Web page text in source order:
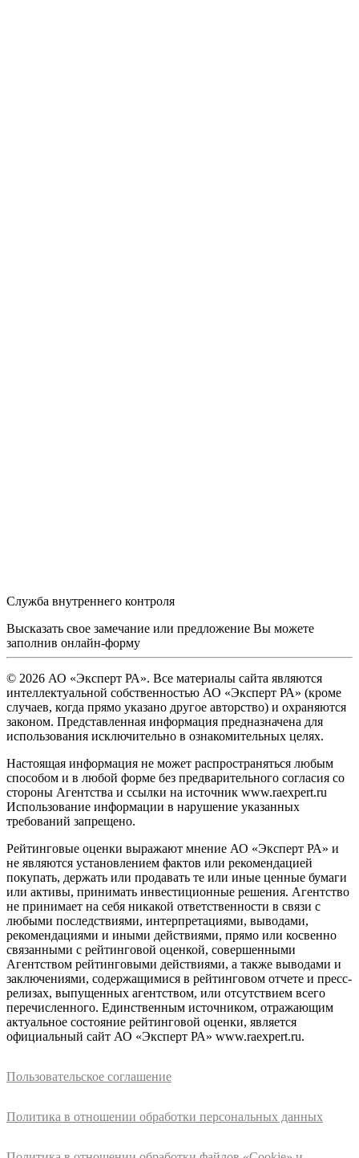
Служба внутреннего контроля
Высказать свое замечание или предложение Вы можете
заполнив онлайн-форму
© 2026 АО «Эксперт РА». Все материалы сайта являются
интеллектуальной собственностью АО «Эксперт РА» (кроме
случаев, когда прямо указано другое авторство) и охраняются
законом. Представленная информация предназначена для
использования исключительно в ознакомительных целях.
Настоящая информация не может распространяться любым
способом и в любой форме без предварительного согласия со
стороны Агентства и ссылки на источник www.raexpert.ru
Использование информации в нарушение указанных
требований запрещено.
Рейтинговые оценки выражают мнение АО «Эксперт РА» и
не являются установлением фактов или рекомендацией
покупать, держать или продавать те или иные ценные бумаги
или активы, принимать инвестиционные решения. Агентство
не принимает на себя никакой ответственности в связи с
любыми последствиями, интерпретациями, выводами,
рекомендациями и иными действиями, прямо или косвенно
связанными с рейтинговой оценкой, совершенными
Агентством рейтинговыми действиями, а также выводами и
заключениями, содержащимися в рейтинговом отчете и пресс-
релизах, выпущенных агентством, или отсутствием всего
перечисленного. Единственным источником, отражающим
актуальное состояние рейтинговой оценки, является
официальный сайт АО «Эксперт РА» www.raexpert.ru.
Пользовательское соглашение
Политика в отношении обработки персональных данных